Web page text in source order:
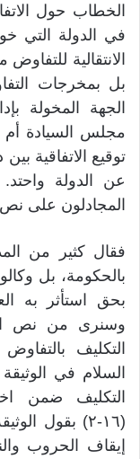
الخطاب حول
في الدولة التي
الانتقالية
بل بمخرجات
الجهة المخولة
مجلس السيادة أم
توقيع الاتفاقية
عن الدولة
المجادلون على نص
فقال كثير من
بالحكومة، بل
بحق استأثر به
وسنرى من نص
التكليف
السلام في
التكليف ضمن
(١٦-٢) بقول
إيقاف الحروب